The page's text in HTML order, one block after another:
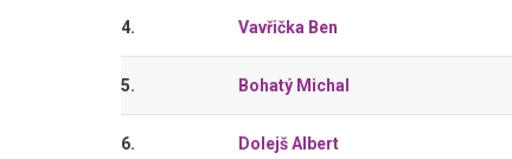
4. Vavřička Ben
5. Bohatý Michal
6. Dolejš Albert